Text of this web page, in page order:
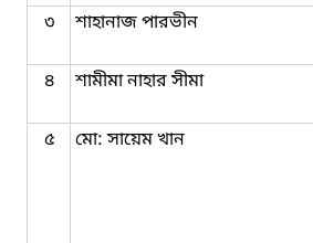
৩ শাহানাজ পারভীন
৪
শামীমা নাহার সীমা
৫
মো: সায়েম খান